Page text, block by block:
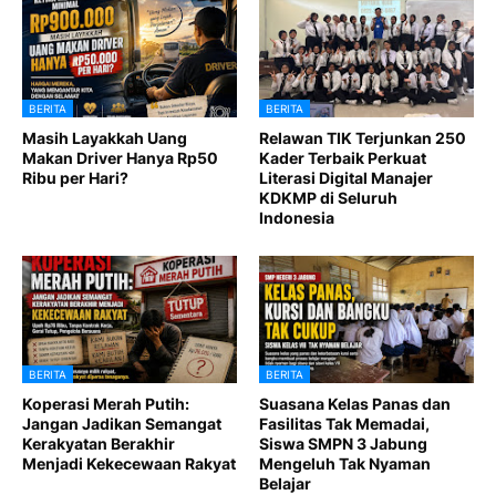
BERITA
Masih Layakkah Uang
Makan Driver Hanya Rp50
Ribu per Hari?
BERITA
Relawan TIK Terjunkan 250
Kader Terbaik Perkuat
Literasi Digital Manajer
KDKMP di Seluruh
Indonesia
BERITA
Koperasi Merah Putih:
Jangan Jadikan Semangat
Kerakyatan Berakhir
Menjadi Kekecewaan Rakyat
BERITA
Suasana Kelas Panas dan
Fasilitas Tak Memadai,
Siswa SMPN 3 Jabung
Mengeluh Tak Nyaman
Belajar